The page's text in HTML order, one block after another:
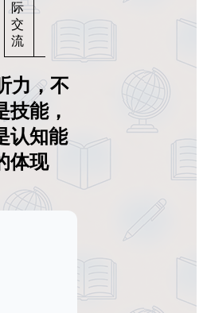
际
交
流
力，不
技能，
认知能
体现